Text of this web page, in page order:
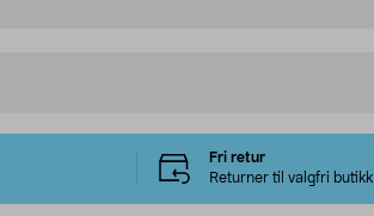
Fri retur
Returner til valgfri butikk